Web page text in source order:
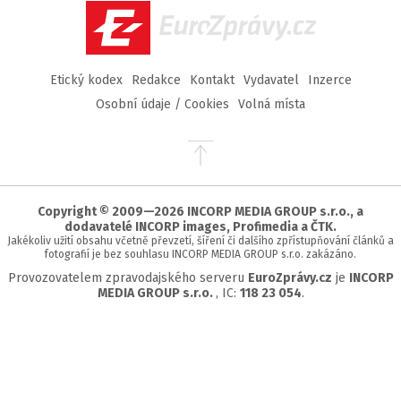
EuroZprávy.cz
Etický kodex Redakce Kontakt Vydavatel
Inzerce
Osobní údaje / Cookies
Volná místa
Přejít
stránky
Copyright © 2009—2026 INCORP MEDIA GROUP s.r.o., a
dodavatelé INCORP images, Profimedia a ČTK.
Jakékoliv užití obsahu včetně převzetí, šíření či dalšího zpřístupňování článků a
fotografií je bez souhlasu INCORP MEDIA GROUP s.r.o. zakázáno.
Provozovatelem zpravodajského serveru EuroZprávy.cz je INCORP
MEDIA GROUP s.r.o. , IC: 118 23 054.